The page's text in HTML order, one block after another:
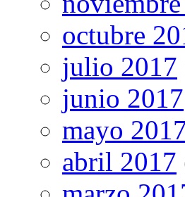
octubre
julio 2017
junio 2017
mayo
abril 2017